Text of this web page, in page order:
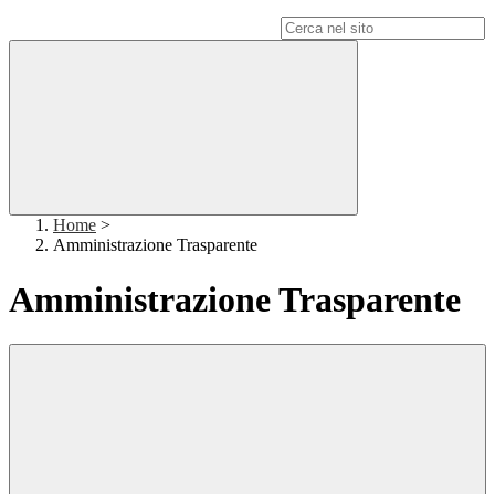
Home >
Amministrazione Trasparente
Amministrazione Trasparente